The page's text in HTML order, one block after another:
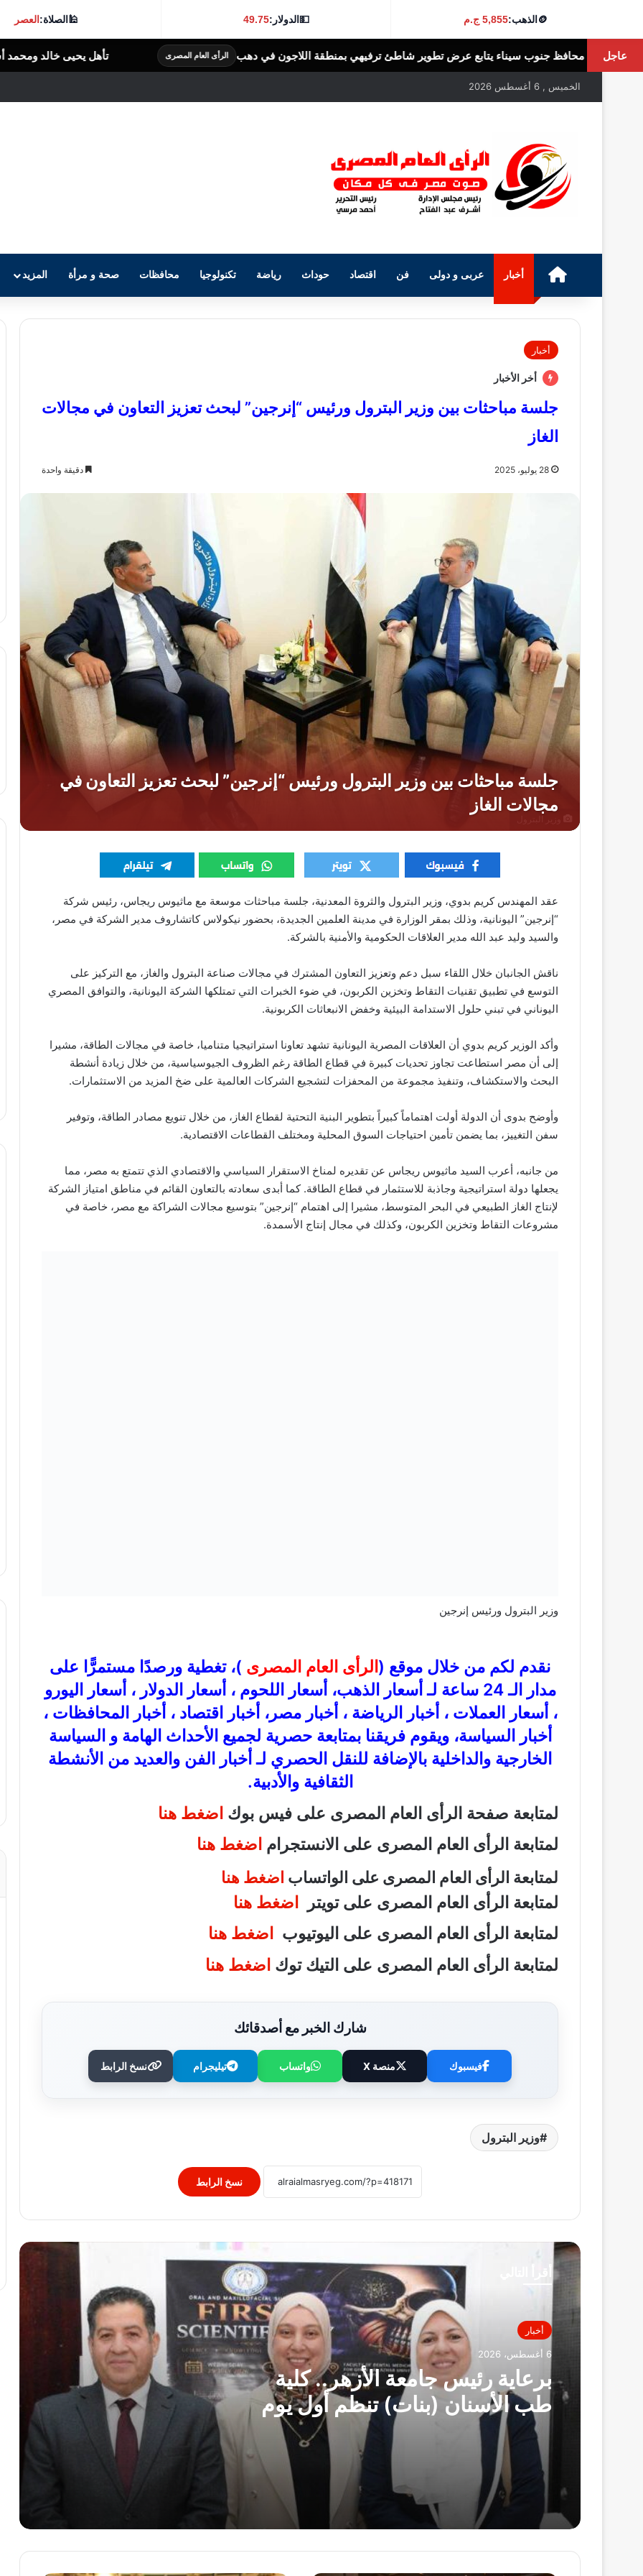
🪙الذهب:5,855 ج.م 💵الدولار:49.75
🕌الصلاة:العصر
عاجل
يتابع عرض تطوير شاطئ ترفيهي بمنطقة اللاجون في دهب الرأى العام المصرى تأهل يحيى خالد ومحمد أسامة لنهائي مونديال ألعاب
الخميس , 6 أغسطس 2026
الرئيسيةأخبار عربى و دولى فن اقتصاد حوداث رياضة تكنولوجيا محافظات صحة و مرأة المزيد
أخبار
أخر الأخبار
جلسة مباحثات بين وزير البترول ورئيس “إنرجين” لبحث تعزيز التعاون في مجالات
الغاز
28 يوليو، 2025 دقيقة واحدة
عقد المهندس كريم بدوي، وزير البترول والثروة المعدنية، جلسة مباحثات موسعة مع ماثيوس ريجاس، رئيس شركة
“إنرجين” اليونانية، وذلك بمقر الوزارة في مدينة العلمين الجديدة، بحضور نيكولاس كاتشاروف مدير الشركة في مصر،
والسيد وليد عبد الله مدير العلاقات الحكومية والأمنية بالشركة.
ناقش الجانبان خلال اللقاء سبل دعم وتعزيز التعاون المشترك في مجالات صناعة البترول والغاز، مع التركيز على
التوسع في تطبيق تقنيات التقاط وتخزين الكربون، في ضوء الخبرات التي تمتلكها الشركة اليونانية، والتوافق المصري
اليوناني في تبني حلول الاستدامة البيئية وخفض الانبعاثات الكربونية.
وأكد الوزير كريم بدوي أن العلاقات المصرية اليونانية تشهد تعاونا استراتيجيا متناميا، خاصة في مجالات الطاقة، مشيرا
إلى أن مصر استطاعت تجاوز تحديات كبيرة في قطاع الطاقة رغم الظروف الجيوسياسية، من خلال زيادة أنشطة
البحث والاستكشاف، وتنفيذ مجموعة من المحفزات لتشجيع الشركات العالمية على ضخ المزيد من الاستثمارات.
وأوضح بدوى أن الدولة أولت اهتماماً كبيراً بتطوير البنية التحتية لقطاع الغاز، من خلال تنويع مصادر الطاقة، وتوفير
سفن التغييز، بما يضمن تأمين احتياجات السوق المحلية ومختلف القطاعات الاقتصادية.
من جانبه، أعرب السيد ماثيوس ريجاس عن تقديره لمناخ الاستقرار السياسي والاقتصادي الذي تتمتع به مصر، مما
يجعلها دولة استراتيجية وجاذبة للاستثمار في قطاع الطاقة. كما أبدى سعادته بالتعاون القائم في مناطق امتياز الشركة
لإنتاج الغاز الطبيعي في البحر المتوسط، مشيرا إلى اهتمام “إنرجين” بتوسيع مجالات الشراكة مع مصر، خاصة في
مشروعات التقاط وتخزين الكربون، وكذلك في مجال إنتاج الأسمدة.
وزير البترول ورئيس إنرجين
نقدم لكم من خلال موقع ( الرأى العام المصرى )، تغطية ورصدًا مستمرًّا على
مدار الـ 24 ساعة لـ أسعار الذهب، أسعار اللحوم ، أسعار الدولار ، أسعار اليورو
، أسعار العملات ، أخبار الرياضة ، أخبار مصر، أخبار اقتصاد ، أخبار المحافظات ،
أخبار السياسة، ويقوم فريقنا بمتابعة حصرية لجميع الأحداث الهامة و السياسة
الخارجية والداخلية بالإضافة للنقل الحصري لـ أخبار الفن والعديد من الأنشطة
الثقافية والأدبية.
لمتابعة صفحة الرأى العام المصرى على فيس بوك اضغط هنا
لمتابعة الرأى العام المصرى على الانستجرام اضغط هنا
لمتابعة الرأى العام المصرى على الواتساب اضغط هنا
لمتابعة الرأى العام المصرى على تويتر اضغط هنا
لمتابعة الرأى العام المصرى على اليوتيوب
اضغط هنا
لمتابعة الرأى العام المصرى على التيك توك اضغط هنا
شارك الخبر مع أصدقائك
فيسبوك منصة X واتساب تيليجرام نسخ الرابط
وزير البترول
نسخ الرابط
أخبار
6 أغسطس، 2026
برعاية رئيس جامعة الأزهر.. كلية
طب الأسنان (بنات) تنظم أول يوم
علمي لجراحة الفم والوجه
والفكين
برعاية رئيس جامعة الأزهر.. كلية طب
مدينة الشروق
رئيس الوزراء يستقبل المدير العام لمنظمة
اليونسكو
استجابةً لأولياء الأمور.. محافظ الجيزة يقرر
خفض الحد الأدنى لتنسيق الثانوية العامة إلى
225 درجة
محمد جبريل : زيادة الكهرباء 12% ترهق
المواطنين ..وعلي الحكومة كشف الحقيقة
كاملة
النائب سامي سوس عضو مجلس النواب عن
الفتاح السيسي رئيس الجمهورية